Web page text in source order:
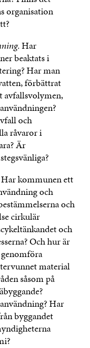
organisation
Har
beaktats i
Har man
förbättrat
avfallsvolymen,
och
råvaror i
Är
Har kommunen ett
och
och
cirkulär
och
Och hur är
material
såsom på
Har
byggandet